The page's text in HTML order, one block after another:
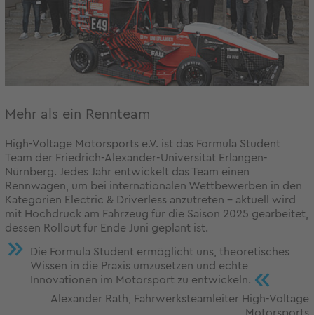
Mehr als ein Rennteam
High-Voltage Motorsports e.V. ist das Formula Student
Team der Friedrich-Alexander-Universität Erlangen-
Nürnberg. Jedes Jahr entwickelt das Team einen
Rennwagen, um bei internationalen Wettbewerben in den
Kategorien Electric & Driverless anzutreten – aktuell wird
mit Hochdruck am Fahrzeug für die Saison 2025 gearbeitet,
dessen Rollout für Ende Juni geplant ist.
Die Formula Student ermöglicht uns, theoretisches
Wissen in die Praxis umzusetzen und echte
Innovationen im Motorsport zu entwickeln. «
Alexander Rath, Fahrwerksteamleiter High-Voltage